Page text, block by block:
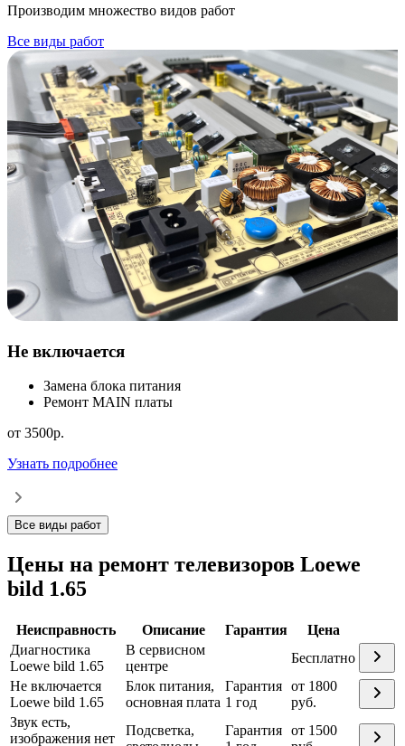
Производим множество видов работ
Все виды работ
Не включается
Замена блока питания
Ремонт MAIN платы
от 3500р.
Узнать подробнее
Все виды работ
Цены на ремонт телевизоров Loewe
bild 1.65
Неисправность Описание Гарантия
Цена
Диагностика
Loewe bild 1.65
В сервисном
центре
Бесплатно
Не включается
Loewe bild 1.65
Блок питания,
основная плата
Гарантия
1 год
от 1800
руб.
Звук есть,
изображения нет
Подсветка,
Гарантия от 1500